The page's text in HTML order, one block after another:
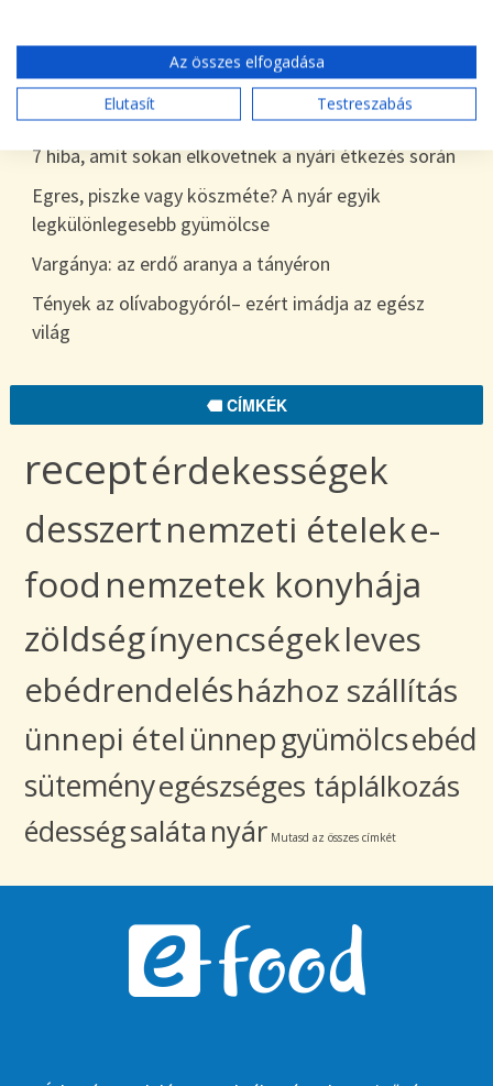
desszert
Tökszezon: sokoldalú alapanyagok a nyártól
egészen télig
7 hiba, amit sokan elkövetnek a nyári étkezés során
Egres, piszke vagy köszméte? A nyár egyik
legkülönlegesebb gyümölcse
Vargánya: az erdő aranya a tányéron
Tények az olívabogyóról– ezért imádja az egész
világ
CÍMKÉK
receptérdekességek
desszertnemzeti ételeke-
food nemzetek konyhája
zöldségínyencségekleves
ebédrendelésházhoz szállítás
ünnepi ételünnepgyümölcsebéd
süteményegészséges táplálkozás
édességsaláta nyár Mutasd az összes címkét
Az összes elfogadása
Elutasít
Testreszabás